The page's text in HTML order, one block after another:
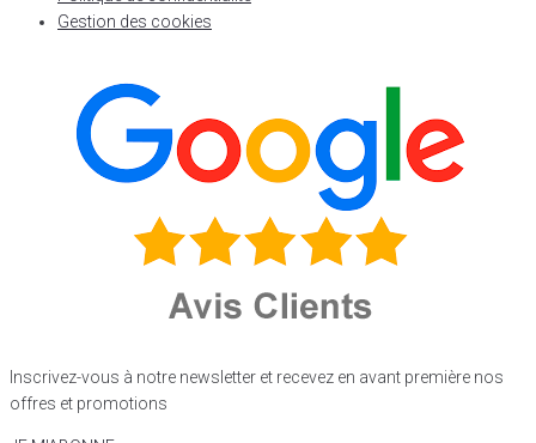
Gestion des cookies
Inscrivez-vous à notre newsletter et recevez en avant première nos
offres et promotions